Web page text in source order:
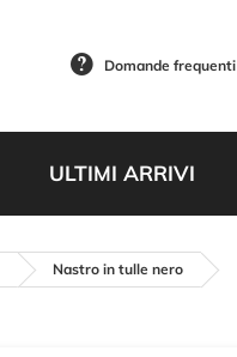
Domande frequenti
ULTIMI ARRIVI
Nastro in tulle nero